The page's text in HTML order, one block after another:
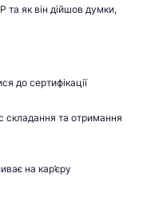
та як він дійшов думки,
до сертифікації
складання та отримання
на кар’єру